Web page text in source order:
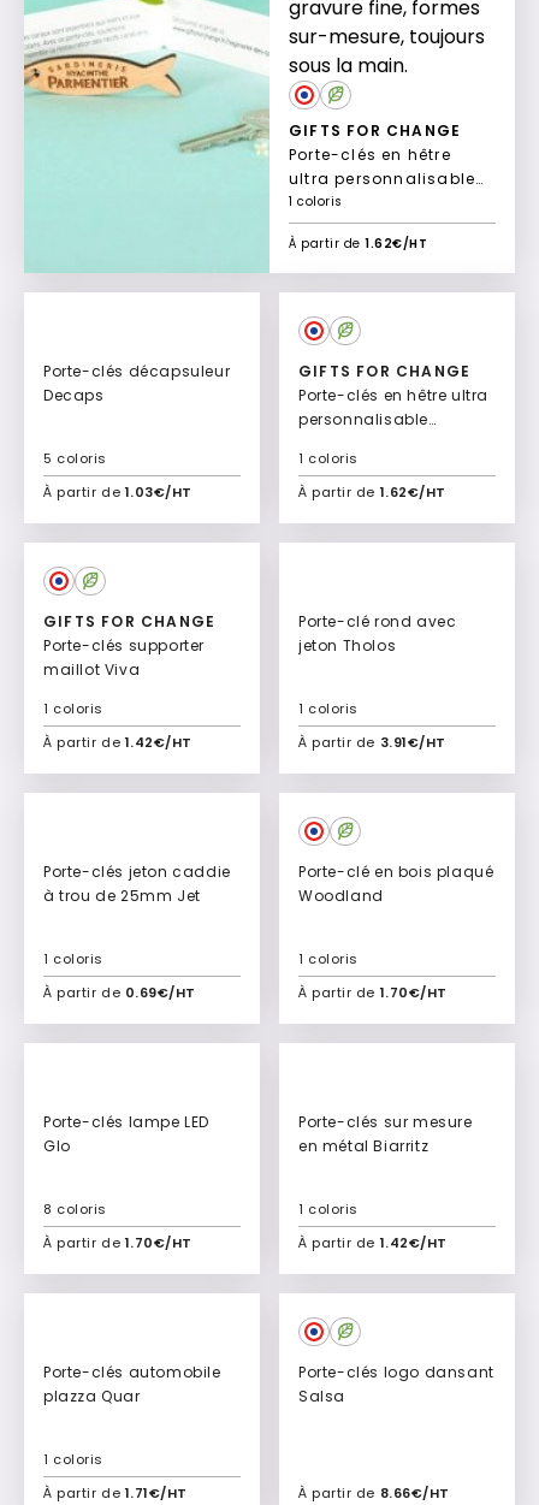
gravure fine, formes
sur-mesure, toujours
sous la main.
GIFTS FOR CHANGE
Porte-clés en hêtre
ultra personnalisable
Sésame
À partir de 1.62€/HT
1 coloris
Porte-clés décapsuleur
Decaps
À partir de 1.03€/HT
5 coloris
Ajouter à mon devis
GIFTS FOR CHANGE
Porte-clés en hêtre ultra
personnalisable
À partir de 1.62€/HT
1 coloris
Ajouter à mon devis
GIFTS FOR CHANGE
Porte-clés supporter
maillot Viva
À partir de 1.42€/HT
1 coloris
Ajouter à mon devis
Porte-clé rond avec
jeton Tholos
À partir de 3.91€/HT
1 coloris
Ajouter à mon devis
Porte-clés jeton caddie
à trou de 25mm Jet
À partir de 0.69€/HT
1 coloris
Ajouter à mon devis
Express
Porte-clé en bois plaqué
Woodland
À partir de 1.70€/HT
1 coloris
Ajouter à mon devis
Porte-clés lampe LED
Glo
À partir de 1.70€/HT
8 coloris
Ajouter à mon devis
Porte-clés sur mesure
en métal Biarritz
À partir de 1.42€/HT
1 coloris
Ajouter à mon devis
Porte-clés automobile
plazza Quar
À partir de 1.71€/HT
1 coloris
Porte-clés logo dansant
Salsa
À partir de 8.66€/HT